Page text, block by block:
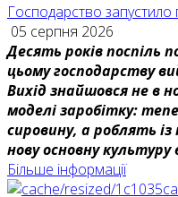
Господарство
05 серпня 2026
Десять років поспіль
цьому господарству
Вихід знайшовся не в
моделі заробітку:
сировину, а роблять
нову основну культуру
Більше інформації